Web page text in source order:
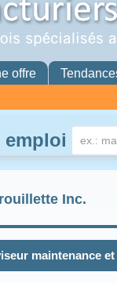
offre
emploi
Inc.
maintenance